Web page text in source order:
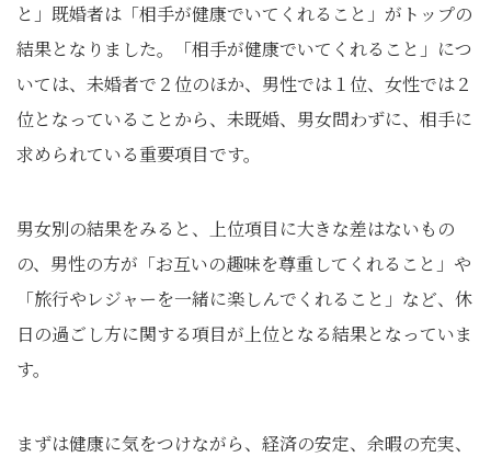
と」既婚者は「相手が健康でいてくれること」がトップの
結果となりました。「相手が健康でいてくれること」につ
いては、未婚者で２位のほか、男性では１位、女性では２
位となっていることから、未既婚、男女問わずに、相手に
求められている重要項目です。
男女別の結果をみると、上位項目に大きな差はないもの
の、男性の方が「お互いの趣味を尊重してくれること」や
「旅行やレジャーを一緒に楽しんでくれること」など、休
日の過ごし方に関する項目が上位となる結果となっていま
す。
まずは健康に気をつけながら、経済の安定、余暇の充実、